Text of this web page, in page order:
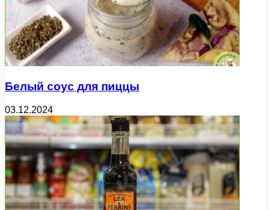
Белый соус для пиццы
03.12.2024